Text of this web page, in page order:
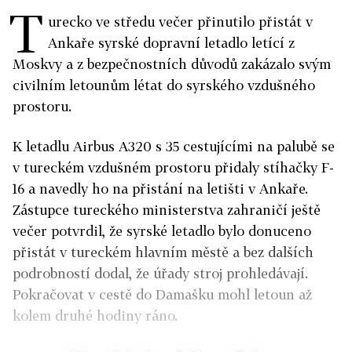
T urecko ve středu večer přinutilo přistát v
Ankaře syrské dopravní letadlo letící z
Moskvy a z bezpečnostních důvodů zakázalo svým
civilním letounům létat do syrského vzdušného
prostoru.
K letadlu Airbus A320 s 35 cestujícími na palubě se
v tureckém vzdušném prostoru přidaly stíhačky F-
16 a navedly ho na přistání na letišti v Ankaře.
Zástupce tureckého ministerstva zahraničí ještě
večer potvrdil, že syrské letadlo bylo donuceno
přistát v tureckém hlavním městě a bez dalších
podrobností dodal, že úřady stroj prohledávají.
Pokračovat v cestě do Damašku mohl letoun až
kolem druhé hodiny ráno.